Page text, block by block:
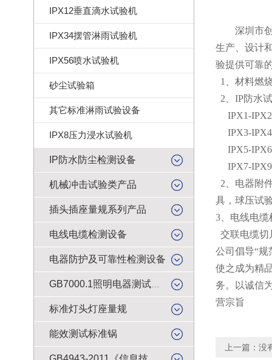
IPX12垂直滴水试验机
IPX34摆管淋雨试验机
IPX56喷水试验机
砂尘试验箱
其它标准淋雨试验设备
IPX8压力浸水试验机
IP防水防尘检测设备
机械冲击试验类产品
插头插座量规系列产品
电线电缆检测设备
电器防护及可靠性检测设备
标准灯头灯座量规
能效测试标准锅
深圳市
生产、设计
验提供可靠
1、材料燃
2、IP防水
IPX1-IPX2
IPX3-IPX4
IPX5-IPX6
IPX7-IPX9
2、电器附
具，球压试
3、电线电缆
交联电缆切
公司倡导“
使之成为精
务。以诚信
营宗旨
上一篇：没